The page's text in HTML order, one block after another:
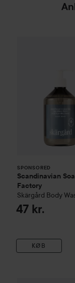
SPONSORED
Scandinavian
Factory
Skärgård Body
47 kr.
KØB